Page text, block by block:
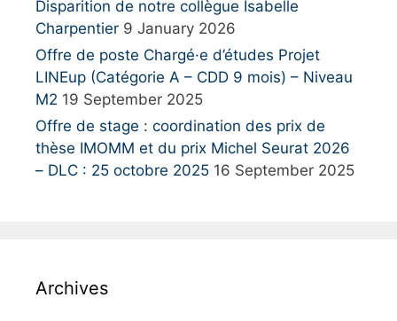
Disparition de notre collègue Isabelle
Charpentier 9 January 2026
Offre de poste Chargé·e d’études Projet
LINEup (Catégorie A – CDD 9 mois) – Niveau
M2 19 September 2025
Offre de stage : coordination des prix de
thèse IMOMM et du prix Michel Seurat 2026
– DLC : 25 octobre 2025 16 September 2025
Archives